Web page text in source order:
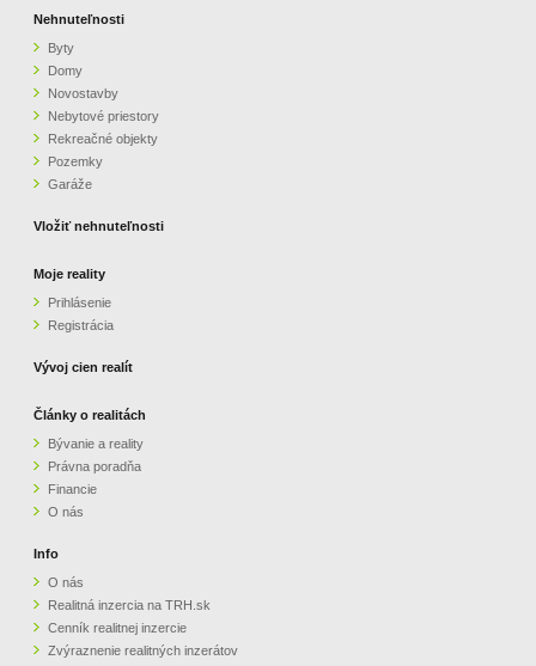
Nehnuteľnosti
Byty
Domy
Novostavby
Nebytové priestory
Rekreačné objekty
Pozemky
Garáže
Vložiť nehnuteľnosti
Moje reality
Prihlásenie
Registrácia
Vývoj cien realít
Články o realitách
Bývanie a reality
Právna poradňa
Financie
O nás
Info
O nás
Realitná inzercia na TRH.sk
Cenník realitnej inzercie
Zvýraznenie realitných inzerátov